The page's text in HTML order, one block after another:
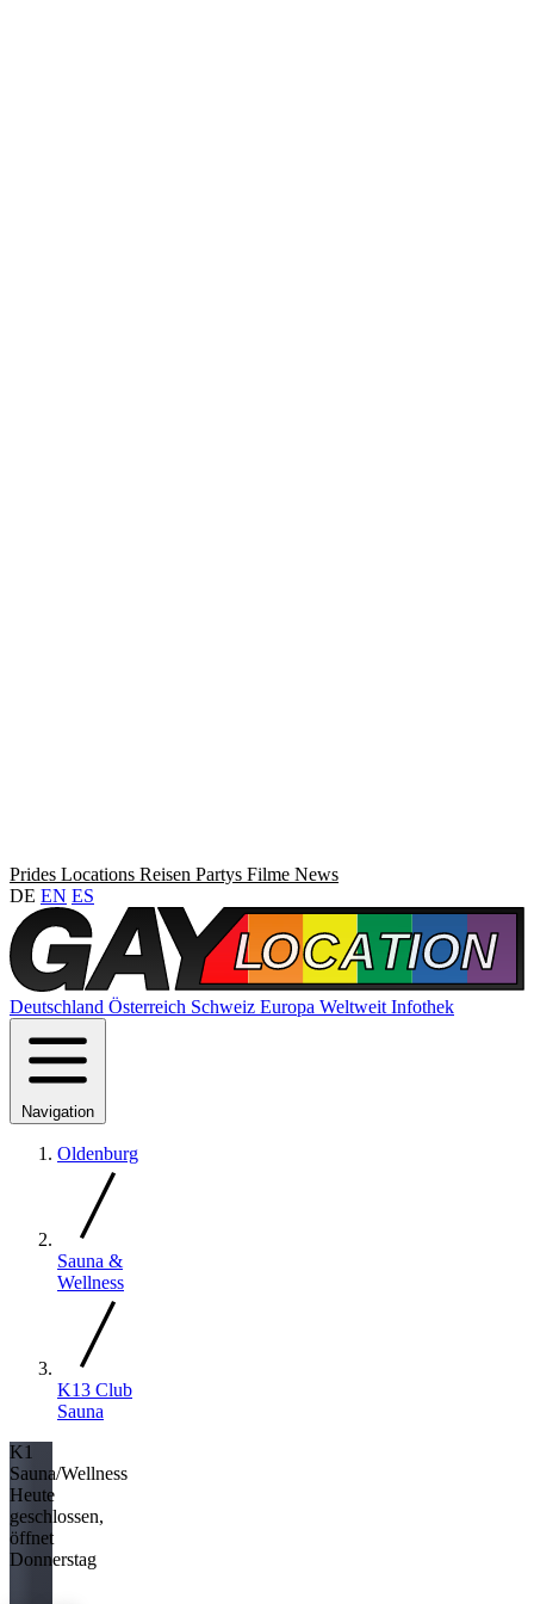
Prides Locations Reisen Partys Filme News
DE EN ES
Deutschland Österreich Schweiz Europa Weltweit Infothek
Navigation
Oldenburg
Sauna &
Wellness
K13 Club
Sauna
K1
Sauna/Wellness
Heute
geschlossen,
öffnet
Donnerstag